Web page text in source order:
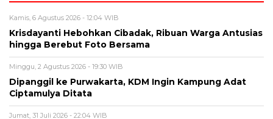
Kamis, 6 Agustus 2026 - 12:04 WIB
Krisdayanti Hebohkan Cibadak, Ribuan Warga Antusias
hingga Berebut Foto Bersama
Minggu, 2 Agustus 2026 - 19:30 WIB
Dipanggil ke Purwakarta, KDM Ingin Kampung Adat
Ciptamulya Ditata
Jumat, 31 Juli 2026 - 22:04 WIB